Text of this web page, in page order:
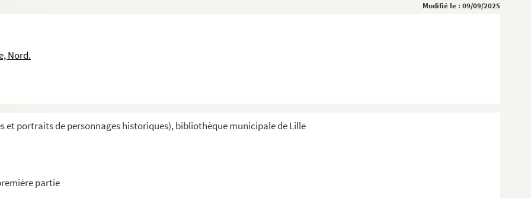
Modifié le : 09/09/2025
Nord.
et portraits de personnages historiques), bibliothèque municipale de Lille
partie